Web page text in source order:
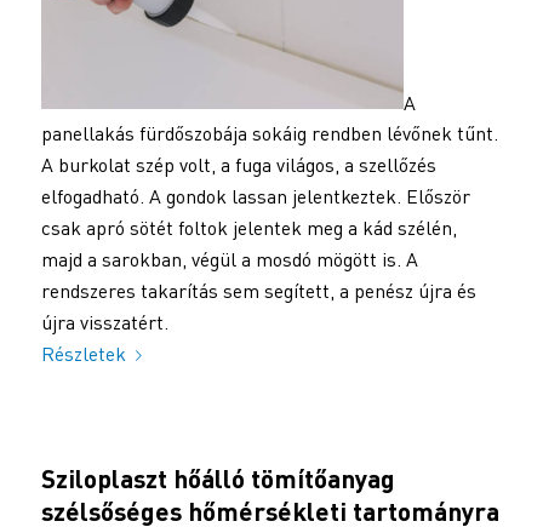
A
panellakás fürdőszobája sokáig rendben lévőnek tűnt.
A burkolat szép volt, a fuga világos, a szellőzés
elfogadható. A gondok lassan jelentkeztek. Először
csak apró sötét foltok jelentek meg a kád szélén,
majd a sarokban, végül a mosdó mögött is. A
rendszeres takarítás sem segített, a penész újra és
újra visszatért.
Részletek
Sziloplaszt hőálló tömítőanyag
szélsőséges hőmérsékleti tartományra